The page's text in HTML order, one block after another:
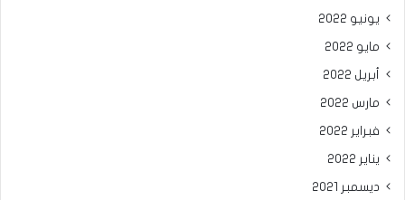
يونيو 2022
مايو 2022
أبريل 2022
مارس 2022
فبراير 2022
يناير 2022
ديسمبر 2021